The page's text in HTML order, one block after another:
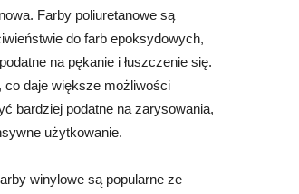
Farby poliuretanowe są
do farb epoksydowych,
na pękanie i łuszczenie się.
co daje większe możliwości
bardziej podatne na zarysowania,
użytkowanie.
winylowe są popularne ze